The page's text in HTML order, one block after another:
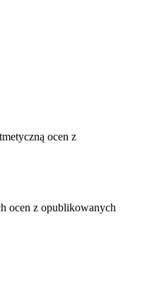
ocen z
ocen z opublikowanych